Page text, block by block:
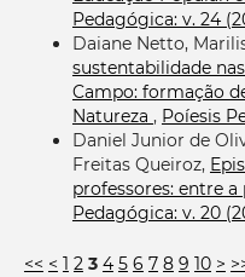
Pedagógica: v. 24
Daiane Netto,
sustentabilidade
Campo: formação
Natureza , Poíesis
Daniel Junior de
Freitas Queiroz,
professores: entre
Pedagógica: v. 20
<< < 1 2 3 4 5 6 7 8 9 10 >